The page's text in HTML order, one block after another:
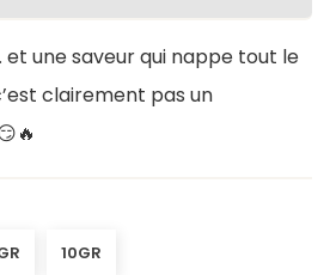
et une saveur qui nappe tout le
clairement pas un
10GR